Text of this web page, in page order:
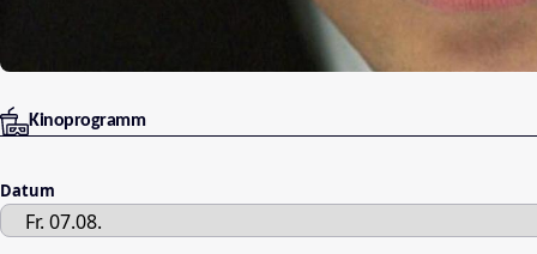
Kinoprogramm
Datum